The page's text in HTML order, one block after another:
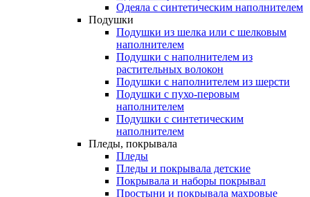
Одеяла с синтетическим наполнителем
Подушки
Подушки из шелка или с шелковым
наполнителем
Подушки с наполнителем из
растительных волокон
Подушки с наполнителем из шерсти
Подушки с пухо-перовым
наполнителем
Подушки с синтетическим
наполнителем
Пледы, покрывала
Пледы
Пледы и покрывала детские
Покрывала и наборы покрывал
Простыни и покрывала махровые